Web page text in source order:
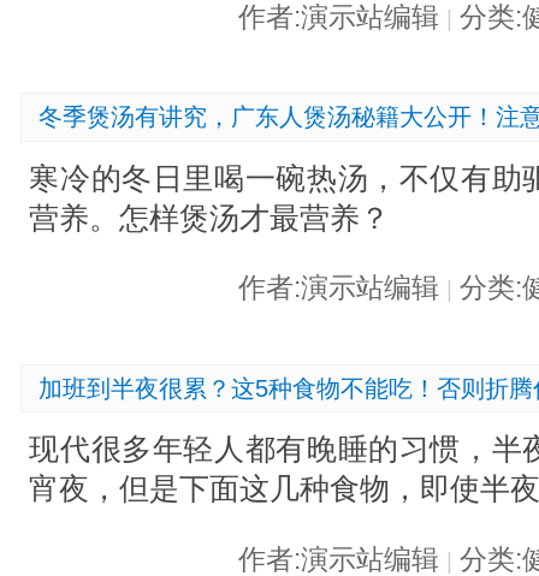
作者:演示站编辑 分类:
冬季煲汤有讲究，广东人煲汤秘籍大公开！注
寒冷的冬日里喝一碗热汤，不仅有助
营养。怎样煲汤才最营养？
作者:演示站编辑 分类:
加班到半夜很累？这5种食物不能吃！否则折
现代很多年轻人都有晚睡的习惯，半
宵夜，但是下面这几种食物，即使半
作者:演示站编辑 分类: